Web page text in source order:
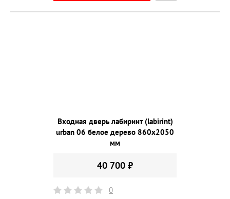
Входная дверь лабиринт (labirint)
urban 06 белое дерево 860х2050
мм
40 700 ₽
0